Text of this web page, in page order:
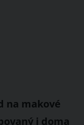
na makové
i doma